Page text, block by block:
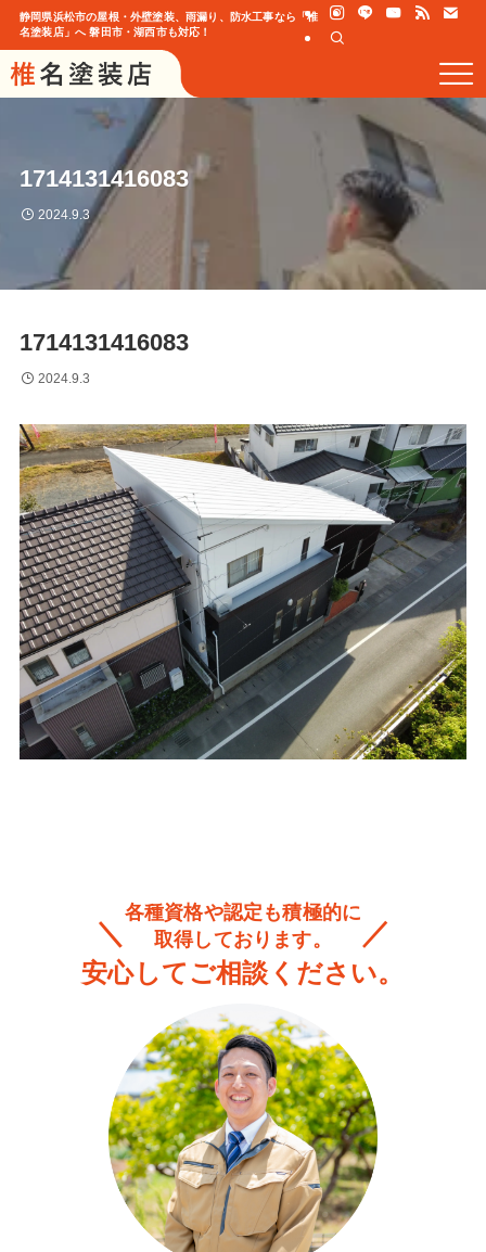
静岡県浜松市の屋根・外壁塗装、雨漏り、防水工事なら「椎
名塗装店」へ 磐田市・湖西市も対応！
1714131416083
2024.9.3
1714131416083
2024.9.3
各種資格や認定も積極的に
取得しております。
安心してご相談ください。